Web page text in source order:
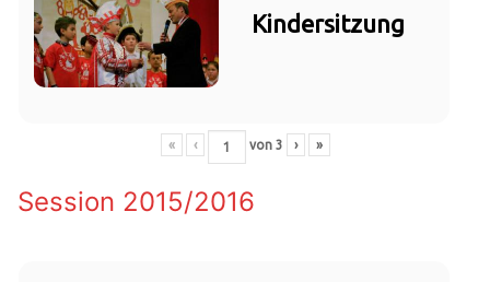
Kindersitzung
« ‹ von 3 › »
Session 2015/2016